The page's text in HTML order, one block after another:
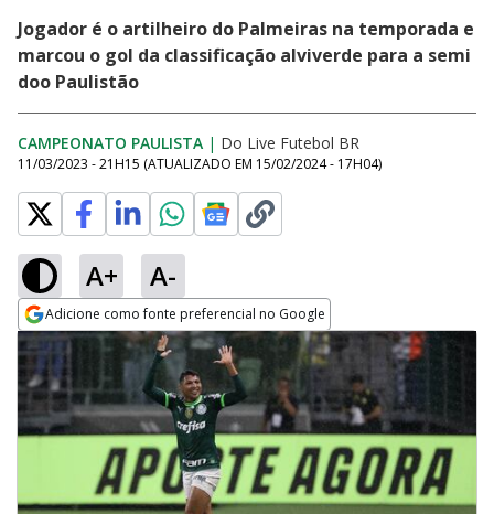
Jogador é o artilheiro do Palmeiras na temporada e
marcou o gol da classificação alviverde para a semi
doo Paulistão
CAMPEONATO PAULISTA | Do Live Futebol BR
11/03/2023 - 21H15 (ATUALIZADO EM 15/02/2024 - 17H04)
A+ A-
Adicione como fonte preferencial no Google
Opens in new window